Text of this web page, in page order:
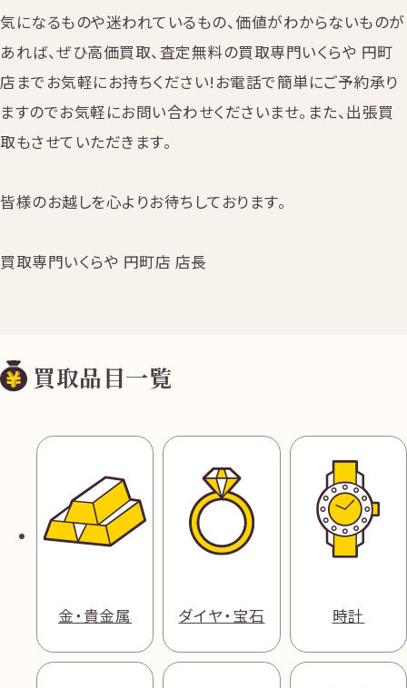
気になるものや迷われているもの、価値がわからないものが
あれば、ぜひ高価買取、査定無料の買取専門いくらや 円町
店までお気軽にお持ちください!お電話で簡単にご予約承り
ますのでお気軽にお問い合わせくださいませ。また、出張買
取もさせていただきます。
皆様のお越しを心よりお待ちしております。
買取専門いくらや 円町店 店長
買取品目一覧
金・貴金属 ダイヤ・宝石 時計